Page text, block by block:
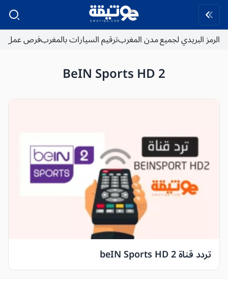
الرمز البريدي لجميع مدن المغربترقيم السيارات بالمغربفرص عمل
BeIN Sports HD 2
تردد قناة beIN Sports HD 2